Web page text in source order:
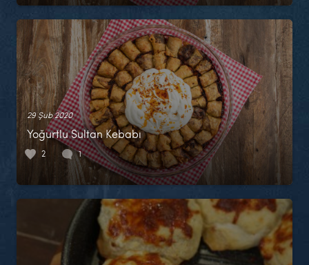
29 Şub 2020
Yoğurtlu Sultan Kebabı
2 1